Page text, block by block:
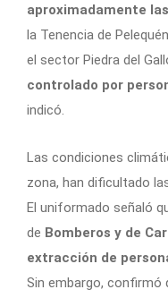
aproximadamente
la Tenencia de
el sector Piedra del
controlado por
indicó.
Las condiciones
zona, han dificultado
El uniformado señaló
de Bomberos y de
extracción de
Sin embargo, confirmó